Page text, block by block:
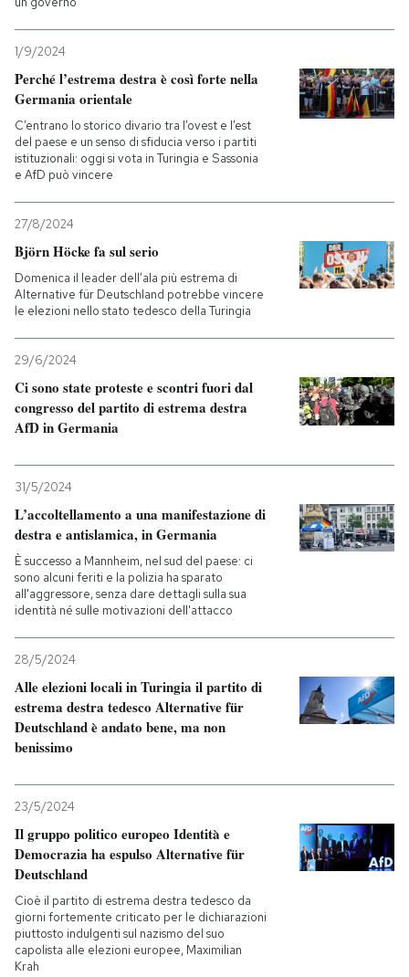
1/9/2024
Perché l’estrema destra è così forte nella
Germania orientale
C’entrano lo storico divario tra l’ovest e l’est
del paese e un senso di sfiducia verso i partiti
istituzionali: oggi si vota in Turingia e Sassonia
e AfD può vincere
27/8/2024
Björn Höcke fa sul serio
Domenica il leader dell’ala più estrema di
Alternative für Deutschland potrebbe vincere
le elezioni nello stato tedesco della Turingia
29/6/2024
Ci sono state proteste e scontri fuori dal
congresso del partito di estrema destra
AfD in Germania
31/5/2024
L’accoltellamento a una manifestazione di
destra e antislamica, in Germania
È successo a Mannheim, nel sud del paese: ci
sono alcuni feriti e la polizia ha sparato
all'aggressore, senza dare dettagli sulla sua
identità né sulle motivazioni dell'attacco
28/5/2024
Alle elezioni locali in Turingia il partito di
estrema destra tedesco Alternative für
Deutschland è andato bene, ma non
benissimo
23/5/2024
Il gruppo politico europeo Identità e
Democrazia ha espulso Alternative für
Deutschland
Cioè il partito di estrema destra tedesco da
giorni fortemente criticato per le dichiarazioni
piuttosto indulgenti sul nazismo del suo
capolista alle elezioni europee, Maximilian
Krah